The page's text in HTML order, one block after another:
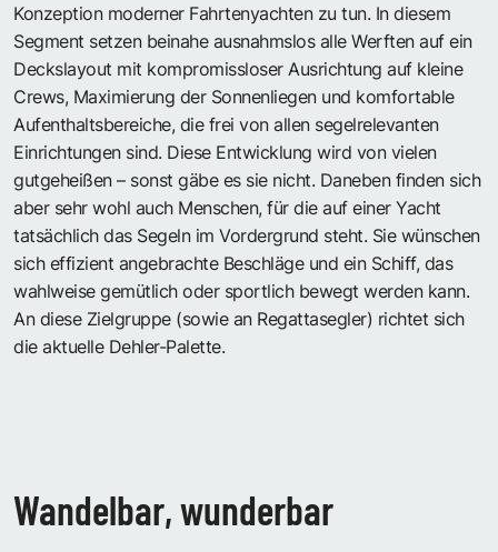
Konzeption moderner Fahrtenyachten zu tun. In diesem
Segment setzen beinahe ausnahmslos alle Werften auf ein
Deckslayout mit kompromissloser Ausrichtung auf kleine
Crews, Maximierung der Sonnenliegen und komfortable
Aufenthaltsbereiche, die frei von allen segelrelevanten
Einrichtungen sind. Diese Entwicklung wird von vielen
gutgeheißen – sonst gäbe es sie nicht. Daneben finden sich
aber sehr wohl auch Menschen, für die auf einer Yacht
tatsächlich das Segeln im Vordergrund steht. Sie wünschen
sich effizient angebrachte Beschläge und ein Schiff, das
wahlweise gemütlich oder sportlich bewegt werden kann.
An diese Zielgruppe (sowie an Regattasegler) richtet sich
die aktuelle Dehler-Palette.
Wandelbar, wunderbar